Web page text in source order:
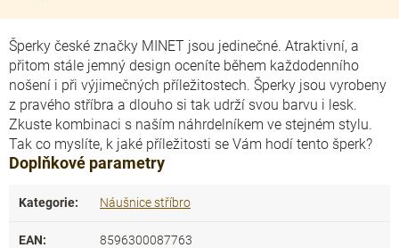
Šperky české značky MINET jsou jedinečné. Atraktivní, a
přitom stále jemný design oceníte během každodenního
nošení i při výjimečných příležitostech. Šperky jsou vyrobeny
z pravého stříbra a dlouho si tak udrží svou barvu i lesk.
Zkuste kombinaci s naším náhrdelníkem ve stejném stylu.
Tak co myslíte, k jaké příležitosti se Vám hodí tento šperk?
Doplňkové parametry
Kategorie: Náušnice stříbro
EAN: 8596300087763